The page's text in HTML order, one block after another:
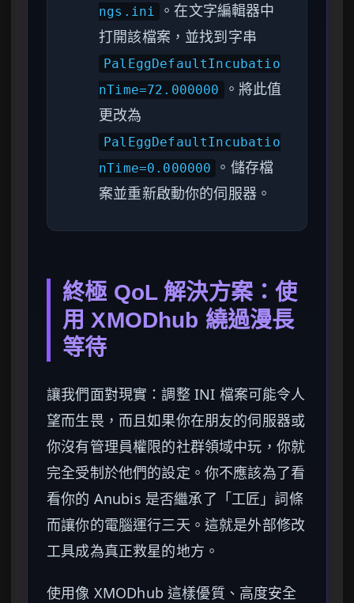
ngs.ini
。在文字編輯器中
打開該檔案，並找到字串
PalEggDefaultIncubatio
nTime=72.000000
。將此值
更改為
PalEggDefaultIncubatio
nTime=0.000000
。儲存檔
案並重新啟動你的伺服器。
終極 QoL 解決方案：使
用 XMODhub 繞過漫長
等待
讓我們面對現實：調整 INI 檔案可能令人
望而生畏，而且如果你在朋友的伺服器或
你沒有管理員權限的社群領域中玩，你就
完全受制於他們的設定。你不應該為了看
看你的 Anubis 是否繼承了「工匠」詞條
而讓你的電腦運行三天。這就是外部修改
工具成為真正救星的地方。
使用像 XMODhub 這樣優質、高度安全